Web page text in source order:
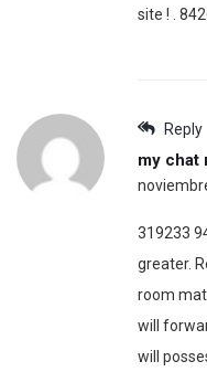
site ! .
Reply
my chat
319233
greater.
room
will
will